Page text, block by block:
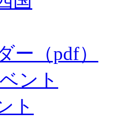
ー（pdf）
ント
ト